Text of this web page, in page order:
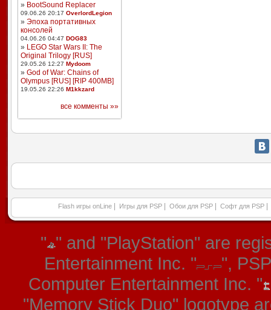
» BootSound Replacer
09.06.26 20:17 OverlordLegion
» Эпоха портативных
консолей
04.06.26 04:47 DOG83
» LEGO Star Wars II: The
Original Trilogy [RUS]
29.05.26 12:27 Mydoom
» God of War: Chains of
Olympus [RUS] [RIP 400MB]
19.05.26 22:26 M1kkzard
все комменты »»
Flash игры onLine Игры для PSP Обои для PSP Софт для PSP
" " and "PlayStation" are
Entertainment Inc. "
",
Computer Entertainment Inc. "
"Memory Stick Duo" logotype